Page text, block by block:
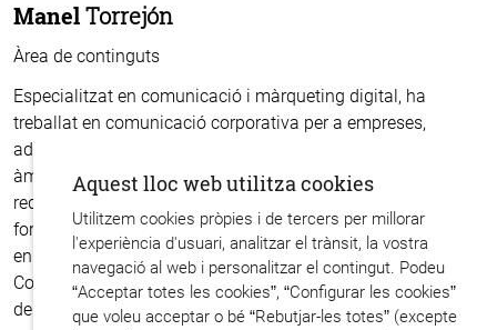
ManelTorrejón
Àrea de continguts
Especialitzat en comunicació i màrqueting digital, ha
treballat en comunicació corporativa per a empreses,
administracions públiques i institucions culturals. Amb una
àmplia experiència en estratègia de continguts digitals i
redacció SEO, també ha liderat la creació de plataformes de
formació online per a cadenes detallistes. Ha estat redactor
en cap de publicacions de salut i periodista econòmic.
Cofundador d'una empresa de projectes digitals, és autor
del llibre 125 empresas innovadoras.
Aquest lloc web utilitza cookies
Utilitzem cookies pròpies i de tercers per millorar
l'experiència d'usuari, analitzar el trànsit, la vostra
navegació al web i personalitzar el contingut. Podeu
“Acceptar totes les cookies”, “Configurar les cookies”
que voleu acceptar o bé “Rebutjar-les totes” (excepte